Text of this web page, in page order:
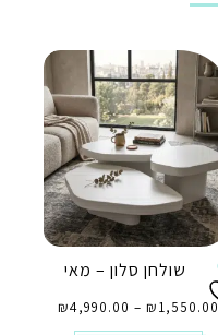
שולחן סלון – מאי
₪1,550.00
–
₪4,990.00 מחירים: